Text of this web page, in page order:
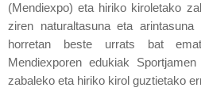
(Mendiexpo) eta hiriko kiroletako
ziren naturaltasuna eta arintasuna
horretan beste urrats bat
Mendiexporen edukiak
zabaleko eta hiriko kirol guztietako